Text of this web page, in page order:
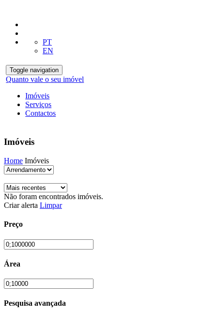
PT
EN
Toggle navigation
Quanto vale o seu imóvel
Imóveis
Serviços
Contactos
Imóveis
Home Imóveis
Não foram encontrados imóveis.
Criar alerta Limpar
Preço
Área
Pesquisa avançada